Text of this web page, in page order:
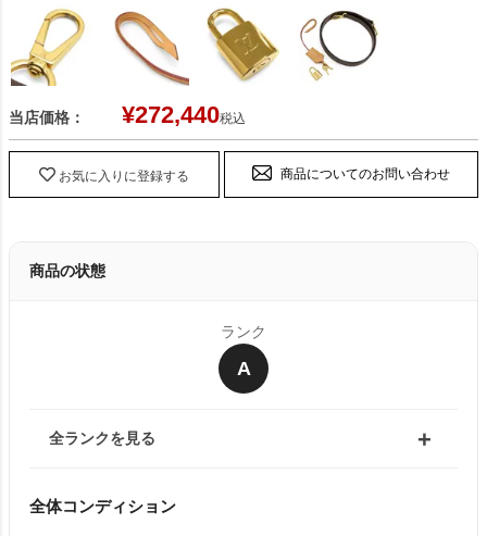
当店価格： ¥272,440税込
お気に入りに登録する 商品についてのお問い合わせ
商品の状態
ランク
A
全ランクを見る
全体コンディション